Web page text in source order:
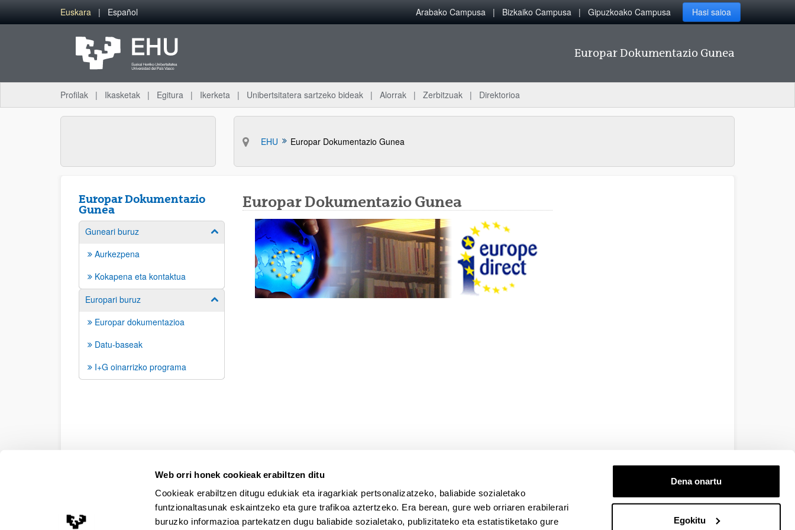
Web orri honek cookieak erabiltzen ditu
Cookieak erabiltzen ditugu edukiak eta iragarkiak pertsonalizatzeko, baliabide sozialetako
funtzionaltasunak eskaintzeko eta gure trafikoa aztertzeko. Era berean, gure web orriaren erabilerari
buruzko informazioa partekatzen dugu baliabide sozialetako, publizitateko eta estatistiketako gure
Dena onartu
Egokitu
Eduki nagusira joan
Euskara Español Arabako Campusa Bizkaiko Campusa Gipuzkoako Campusa Hasi saioa
Europar Dokumentazio Gunea
Profilak Ikasketak Egitura Ikerketa Unibertsitatera sartzeko bideak Alorrak Zerbitzuak Direktorioa
EHU Europar Dokumentazio Gunea
Europar Dokumentazio
Gunea
Guneari buruz Erakutsi/izkutatu azpiorriak
Aurkezpena
Kokapena eta kontaktua
Europari buruz
Erakutsi/izkutatu azpiorriak
Europar dokumentazioa
Datu-baseak
I+G oinarrizko programa
Europar Dokumentazio Gunea
Lege oharra Kontaktua Mapa Laguntza